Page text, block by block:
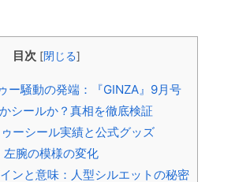
目次 [閉じる]
ー騒動の発端：『GINZA』9月号
シールか？真相を徹底検証
ーシール実績と公式グッズ
左腕の模様の変化
ンと意味：人型シルエットの秘密